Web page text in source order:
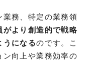
業務、特定の業務領
がより創造的で戦略
うになるのです。こ
ン向上や業務効率の